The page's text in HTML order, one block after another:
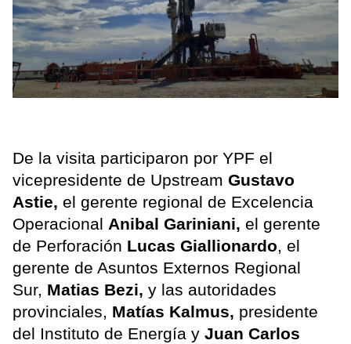
De la visita participaron por YPF el
vicepresidente de Upstream Gustavo
Astie, el gerente regional de Excelencia
Operacional Anibal Gariniani, el gerente
de Perforación Lucas Giallionardo, el
gerente de Asuntos Externos Regional
Sur, Matias Bezi, y las autoridades
provinciales, Matías Kalmus, presidente
del Instituto de Energía y Juan Carlos